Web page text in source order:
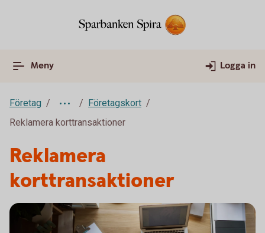
Meny Logga in
Företag
Företagskort
Reklamera korttransaktioner
Reklamera
korttransaktioner